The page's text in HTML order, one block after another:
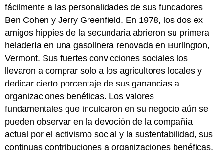
fácilmente a las personalidades de sus fundadores
Ben Cohen y Jerry Greenfield. En 1978, los dos ex
amigos hippies de la secundaria abrieron su primera
heladería en una gasolinera renovada en Burlington,
Vermont. Sus fuertes convicciones sociales los
llevaron a comprar solo a los agricultores locales y
dedicar cierto porcentaje de sus ganancias a
organizaciones benéficas. Los valores
fundamentales que inculcaron en su negocio aún se
pueden observar en la devoción de la compañía
actual por el activismo social y la sustentabilidad, sus
continuas contribuciones a organizaciones benéficas,